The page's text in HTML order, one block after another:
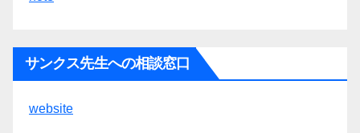
サンクス先生への相談窓口
website